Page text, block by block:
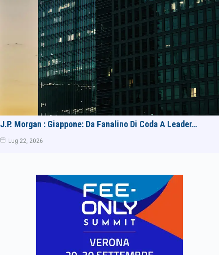
J.P. Morgan : Giappone: Da Fanalino Di Coda A Leader…
Lug 22, 2026